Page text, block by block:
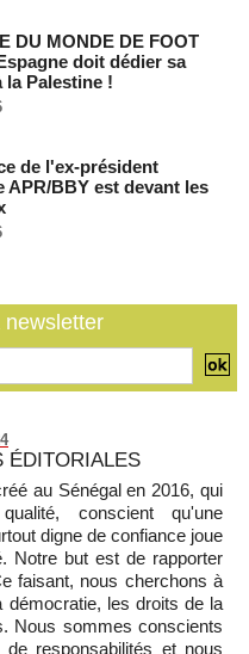
: Yaël Braun-Pivet se dit
le nouveau pavillon
les forces israéliennes
la médiation sénégalaise
DU MONDE DE FOOT
doit dédier sa
la Palestine !
de l'ex-président
APR/BBY est devant les
newsletter
ÉDITORIALES
au Sénégal en 2016, qui
conscient qu'une
digne de confiance joue
Notre but est de rapporter
faisant, nous cherchons à
démocratie, les droits de la
Nous sommes conscients
de responsabilités et nous